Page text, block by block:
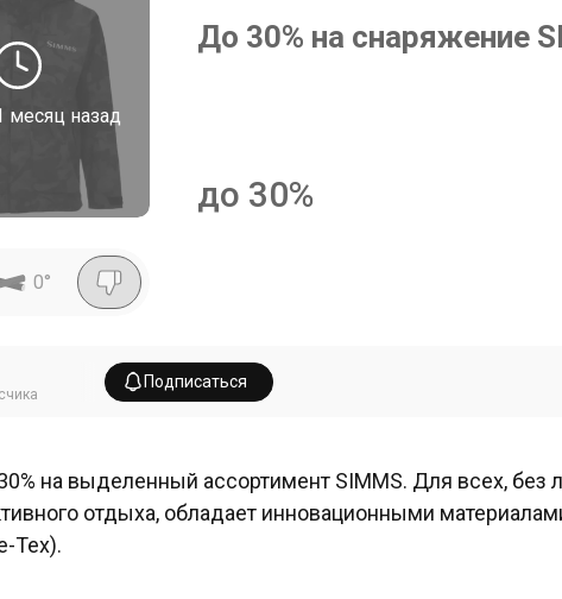
месяц назад
До 30% на снаряжение
до 30%
0°
Подписаться
на выделенный ассортимент SIMMS. Для всех, без
отдыха, обладает инновационными
Tex).